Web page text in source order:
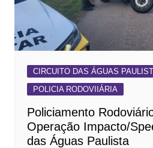
CIRCUITO DAS ÁGUAS
POLICIA RODOVIIÁRIA
Policiamento
Operação Impacto/
das Águas Paulista